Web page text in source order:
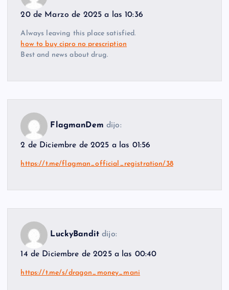
20 de Marzo de 2025 a las 10:36
Always leaving this place satisfied.
how to buy cipro no prescription
Best and news about drug.
FlagmanDem dijo:
2 de Diciembre de 2025 a las 01:56
https://t.me/flagman_official_registration/38
LuckyBandit dijo:
14 de Diciembre de 2025 a las 00:40
https://t.me/s/dragon_money_mani